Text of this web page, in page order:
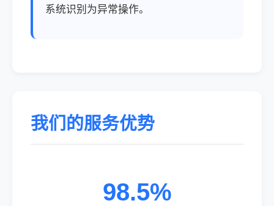
系统识别为异常操作。
我们的服务优势
98.5%